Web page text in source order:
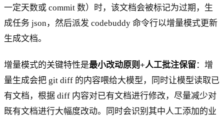
一定天数或 commit 数）时，该文档会被标记为过期，生
成任务 json，然后派发 codebuddy 命令行以增量模式更新
生成文档。
增量模式的关键特性是最小改动原则+人工批注保留：增
量生成会把 git diff 的内容喂给大模型，同时让模型读取已
有文档，根据 diff 内容对已有文档进行修改，尽量减少对
既有文档进行大幅度改动。同时会识别其中人工添加的业